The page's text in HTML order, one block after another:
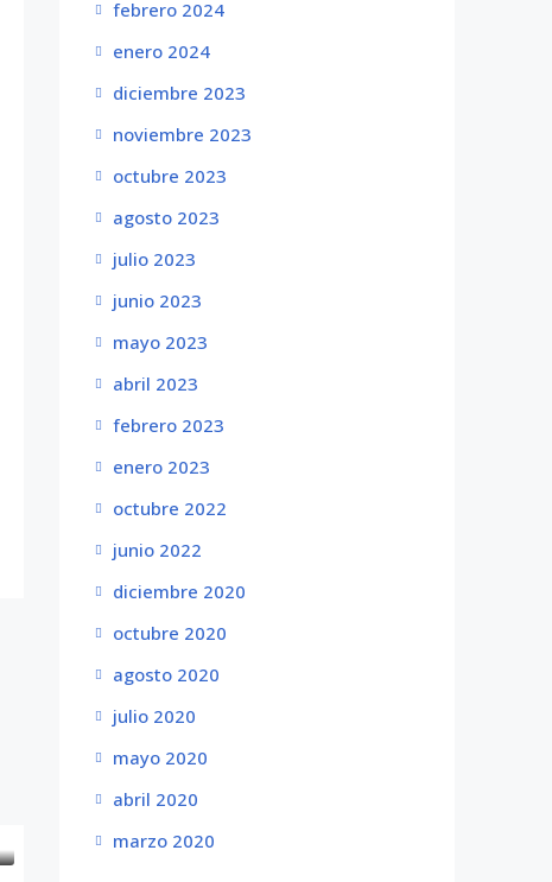
febrero 2024
enero 2024
diciembre 2023
noviembre 2023
octubre 2023
agosto 2023
julio 2023
junio 2023
mayo 2023
abril 2023
febrero 2023
enero 2023
octubre 2022
junio 2022
diciembre 2020
octubre 2020
agosto 2020
julio 2020
mayo 2020
abril 2020
marzo 2020